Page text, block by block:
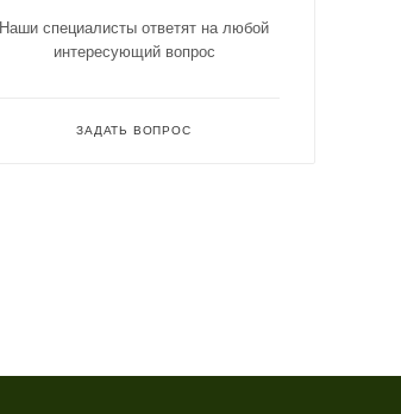
Наши специалисты ответят на любой
интересующий вопрос
ЗАДАТЬ ВОПРОС